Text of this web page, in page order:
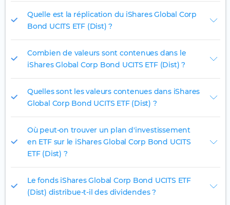
Quelle est la réplication du iShares Global Corp
Bond UCITS ETF (Dist) ?
Combien de valeurs sont contenues dans le
iShares Global Corp Bond UCITS ETF (Dist) ?
Quelles sont les valeurs contenues dans iShares
Global Corp Bond UCITS ETF (Dist) ?
Où peut-on trouver un plan d'investissement
en ETF sur le iShares Global Corp Bond UCITS
ETF (Dist) ?
Le fonds iShares Global Corp Bond UCITS ETF
(Dist) distribue-t-il des dividendes ?